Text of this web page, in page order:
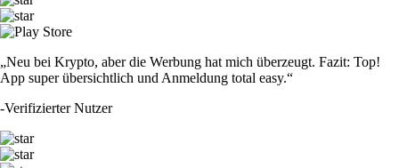
„Neu bei Krypto, aber die Werbung hat mich überzeugt. Fazit: Top!
App super übersichtlich und Anmeldung total easy.“
-Verifizierter Nutzer